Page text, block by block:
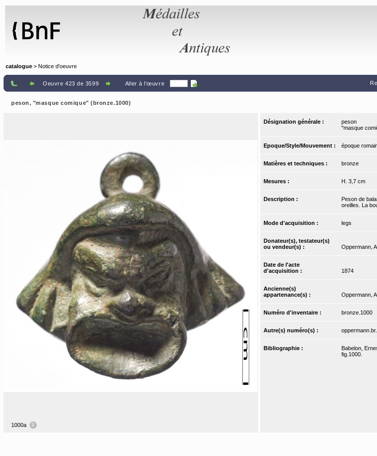
catalogue > Notice d'oeuvre
Oeuvre 423 de 3599 Aller à l'œuvre
peson, "masque comique" (bronze.1000)
1000a
Désignation générale :
peson
"masque
Epoque/Style/Mouvement : époque
Matières et techniques : bronze
Mesures : H. 3,7 cm
Description :
Peson de
oreilles. La
Mode d'acquisition : legs
Donateur(s), testateur(s)
ou vendeur(s) :
Oppermann,
Date de l'acte
d'acquisition :
1874
Ancienne(s)
appartenance(s) :
Oppermann,
Numéro d'inventaire : bronze.1000
Autre(s) numéro(s) :
Bibliographie :
Babelon,
fig.1000.